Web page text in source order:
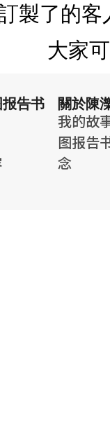
製了的客
大家
告书 關於陳
我的故
图报告
念